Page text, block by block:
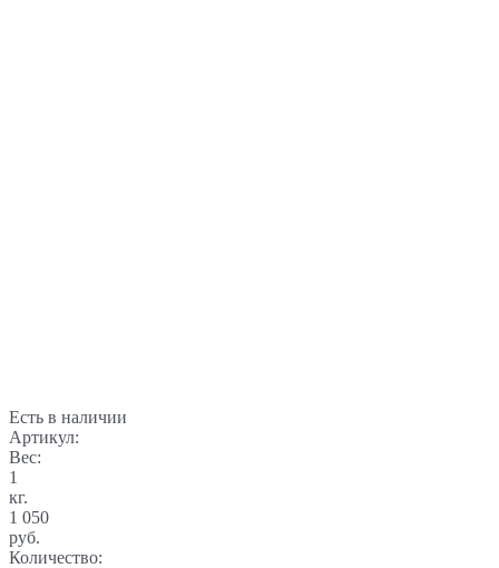
Есть в наличии
Артикул:
Вес:
1
кг.
1 050
руб.
Количество: